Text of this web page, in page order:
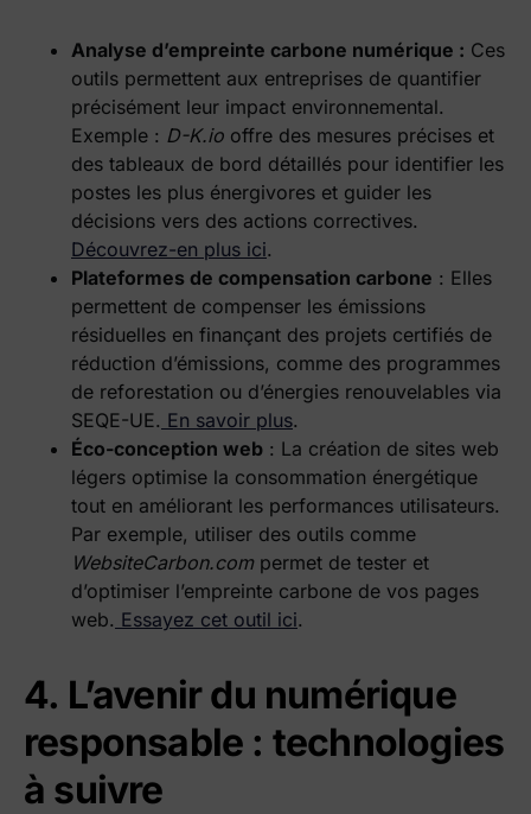
Analyse d’empreinte carbone numérique : Ces
outils permettent aux entreprises de quantifier
précisément leur impact environnemental.
Exemple : D-K.io offre des mesures précises et
des tableaux de bord détaillés pour identifier les
postes les plus énergivores et guider les
décisions vers des actions correctives.
Découvrez-en plus ici.
Plateformes de compensation carbone : Elles
permettent de compenser les émissions
résiduelles en finançant des projets certifiés de
réduction d’émissions, comme des programmes
de reforestation ou d’énergies renouvelables via
SEQE-UE. En savoir plus.
Éco-conception web : La création de sites web
légers optimise la consommation énergétique
tout en améliorant les performances utilisateurs.
Par exemple, utiliser des outils comme
WebsiteCarbon.compermet de tester et
d’optimiser l’empreinte carbone de vos pages
web. Essayez cet outil ici.
4. L’avenir du numérique
responsable : technologies
à suivre